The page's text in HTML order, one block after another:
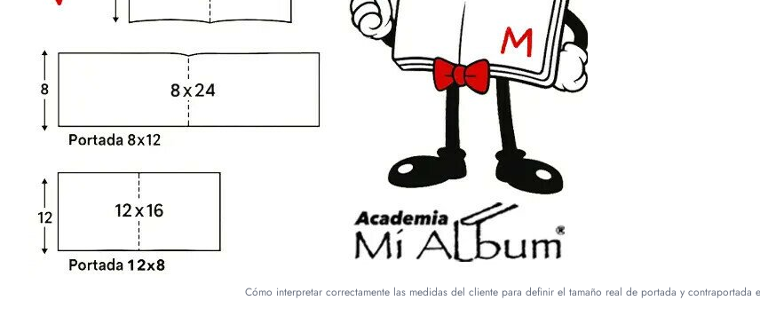
Cómo interpretar correctamente las medidas del cliente para definir el tamaño real de portada y contraportada